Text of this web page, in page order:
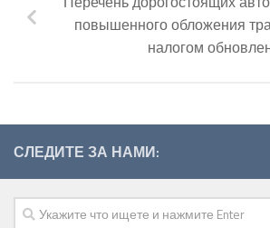
повышенного обложения
налогом
СЛЕДИТЕ ЗА НАМИ: